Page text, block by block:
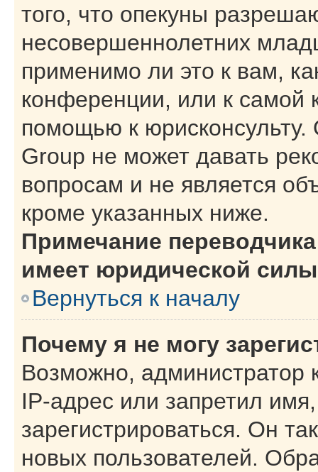
того, что опекуны
несовершеннолетних
применимо ли это к вам,
конференции, или к самой
помощью к
Group не может давать
вопросам и не является
кроме указанных ниже.
Примечание
имеет юридической
Вернуться к началу
Почему я не могу
Возможно, администратор
IP-адрес или запретил
зарегистрироваться. Он
новых пользователей.